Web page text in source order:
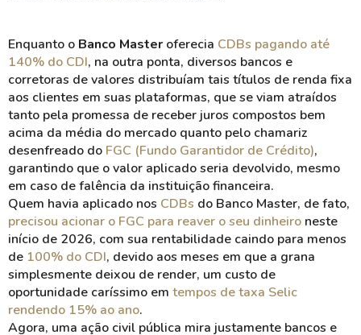
Enquanto o Banco Master oferecia CDBs pagando até
140% do CDI, na outra ponta, diversos bancos e
corretoras de valores distribuíam tais títulos de renda fixa
aos clientes em suas plataformas, que se viam atraídos
tanto pela promessa de receber juros compostos bem
acima da média do mercado quanto pelo chamariz
desenfreado do FGC (Fundo Garantidor de Crédito),
garantindo que o valor aplicado seria devolvido, mesmo
em caso de falência da instituição financeira.
Quem havia aplicado nos CDBs do Banco Master, de fato,
precisou acionar o FGC para reaver o seu dinheiro neste
início de 2026, com sua rentabilidade caindo para menos
de 100% do CDI, devido aos meses em que a grana
simplesmente deixou de render, um custo de
oportunidade caríssimo em tempos de taxa Selic
rendendo 15% ao ano.
Agora, uma ação civil pública mira justamente bancos e